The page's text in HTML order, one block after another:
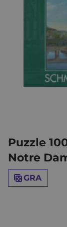
Puzzle
Notre
GRA